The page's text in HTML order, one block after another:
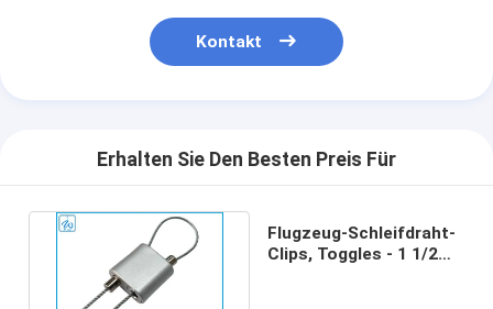
Kontakt
Erhalten Sie Den Besten Preis Für
Flugzeug-Schleifdraht-
Clips, Toggles - 1 1/2